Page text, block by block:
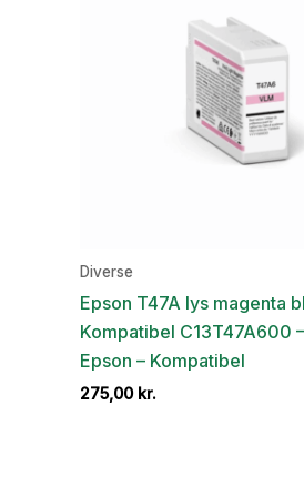
Diverse
Epson T47A lys magenta
Kompatibel C13T47A600
Epson – Kompatibel
275,00 kr.